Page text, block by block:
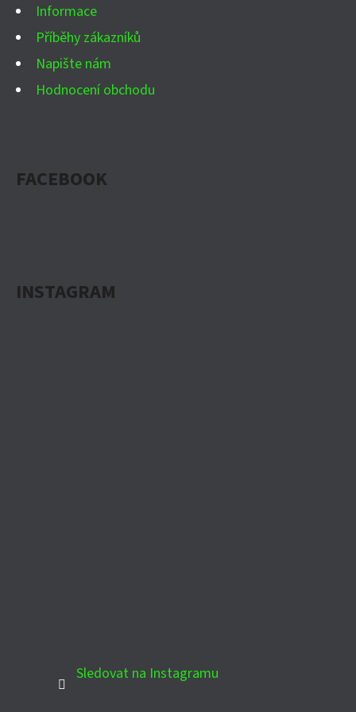
Informace
Příběhy zákazníků
Napište nám
Hodnocení obchodu
FACEBOOK
INSTAGRAM
Sledovat na Instagramu